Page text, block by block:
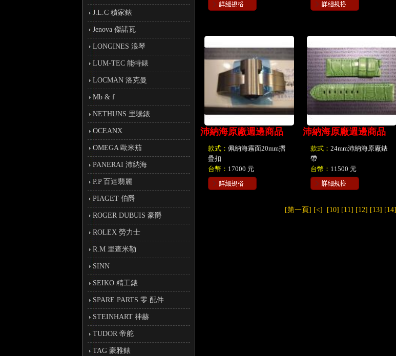
J.L.C 積家錶
Jenova 傑諾瓦
LONGINES 浪琴
LUM-TEC 能特錶
LOCMAN 洛克曼
Mb & f
NETHUNS 里驣錶
OCEANX
OMEGA 歐米茄
PANERAI 沛納海
P.P 百達翡麗
PIAGET 伯爵
ROGER DUBUIS 豪爵
ROLEX 勞力士
R.M 里查米勒
SINN
SEIKO 精工錶
SPARE PARTS 零.配件
STEINHART 神赫
TUDOR 帝舵
TAG 豪雅錶
沛納海原廠週邊商品
款式： 佩納海霧面20mm摺
疊扣
台幣： 17000 元
沛納海原廠週邊商品
款式： 24mm沛納海原廠錶
帶
台幣： 11500 元
[第一頁] [<] [10] [11] [12] [13] [14]